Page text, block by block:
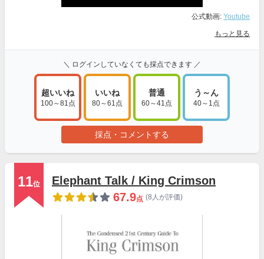
公式動画: Youtube
もっと見る
＼ ログインしていなくても採点できます ／
超いいね
100～81点
いいね
80～61点
普通
60～41点
う～ん
40～1点
採点・コメントする
11位
Elephant Talk / King Crimson
67.9点 (8人が評価)